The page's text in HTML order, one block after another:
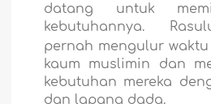
datang untuk
kebutuhannya.
pernah mengulur
kaum muslimin dan
kebutuhan mereka
dan lapang dada.